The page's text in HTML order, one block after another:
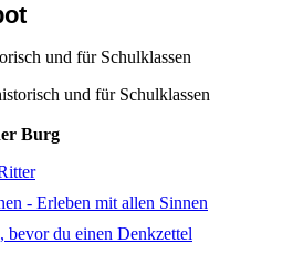
und für Schulklassen
und für Schulklassen
Burg
- Erleben mit allen Sinnen
bevor du einen Denkzettel